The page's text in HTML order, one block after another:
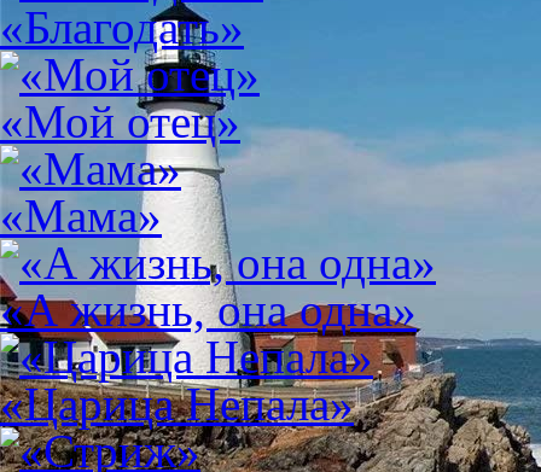
«Благодать»
«Мой отец»
«Мама»
«А жизнь, она одна»
«Царица Непала»